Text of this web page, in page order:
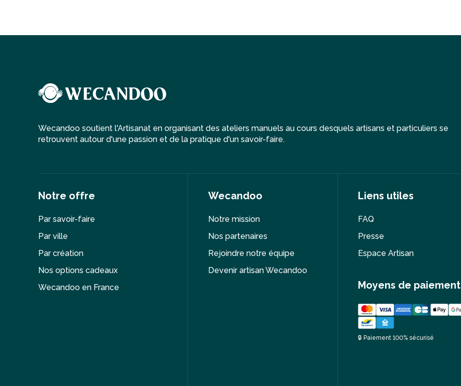
Wecandoo soutient l'Artisanat en organisant des ateliers manuels au cours desquels artisans et particuliers se
retrouvent autour d'une passion et de la pratique d'un savoir-faire.
Notre offre
Par savoir-faire
Par ville
Par création
Nos options cadeaux
Wecandoo en France
Wecandoo
Notre mission
Nos partenaires
Rejoindre notre équipe
Devenir artisan Wecandoo
Liens utiles
FAQ
Presse
Espace Artisan
Moyens de paiement
🔒 Paiement 100% sécurisé